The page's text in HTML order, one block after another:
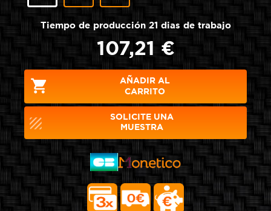
:
Doblado
base
la
de
Funda
cierre
clip
Tiempo de producción 21 dias de trabajo
107,21 €

AÑADIR AL
CARRITO
texture
SOLICITE UNA
MUESTRA